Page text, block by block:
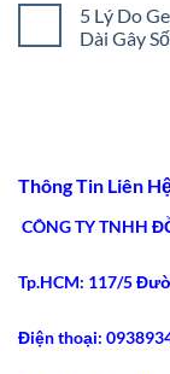
5
Bước
Chuẩn
Gen
Nịt
Bụng
2026
bình
luận
ở
Eo
Nhất
2026
5 Lý Do
Dài Gây
Gen
Bụng
Latex
2021
Gây
Sốt
Thông Tin Liên
CÔNG TY TNHH
Tp.HCM: 117/5
Điện thoại: